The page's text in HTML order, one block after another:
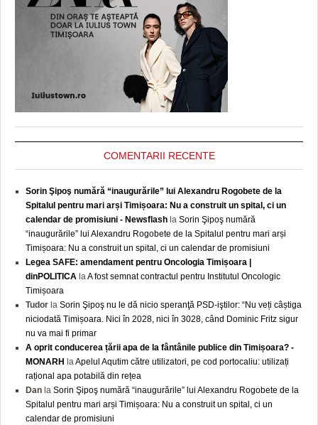
COMENTARII RECENTE
Sorin Şipoş numără “inaugurările” lui Alexandru Rogobete de la
Spitalul pentru mari arși Timișoara: Nu a construit un spital, ci un
calendar de promisiuni - Newsflash la Sorin Şipoş numără
“inaugurările” lui Alexandru Rogobete de la Spitalul pentru mari arși
Timișoara: Nu a construit un spital, ci un calendar de promisiuni
Legea SAFE: amendament pentru Oncologia Timișoara |
dinPOLITICA laA fost semnat contractul pentru Institutul Oncologic
Timișoara
Tudor la Sorin Şipoş nu le dă nicio speranţă PSD-iştilor: “Nu veți câștiga
niciodată Timișoara. Nici în 2028, nici în 3028, când Dominic Fritz sigur
nu va mai fi primar
A oprit conducerea țării apa de la fântânile publice din Timișoara? -
MONARH laApelul Aqutim către utilizatori, pe cod portocaliu: utilizați
rațional apa potabilă din rețea
Dan la Sorin Şipoş numără “inaugurările” lui Alexandru Rogobete de la
Spitalul pentru mari arși Timișoara: Nu a construit un spital, ci un
calendar de promisiuni